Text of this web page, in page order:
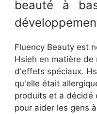
beauté à
Fluency Beauty est
Hsieh en matière
d'effets spéciaux.
qu'elle était
produits et a décidé
pour aider les gens